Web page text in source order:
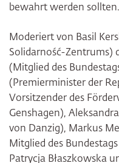
bewahrt werden sollten.
Moderiert von Basil
Solidarność-Zentrums)
(Mitglied des
(Premierminister der
Vorsitzender des
Genshagen),
von Danzig), Markus
Mitglied des
Patrycja Błaszkowska